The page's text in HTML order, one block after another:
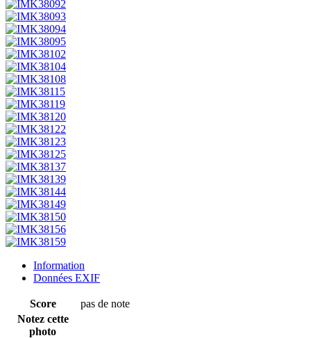
Information
Données EXIF
Score
pas de note
Notez cette
photo